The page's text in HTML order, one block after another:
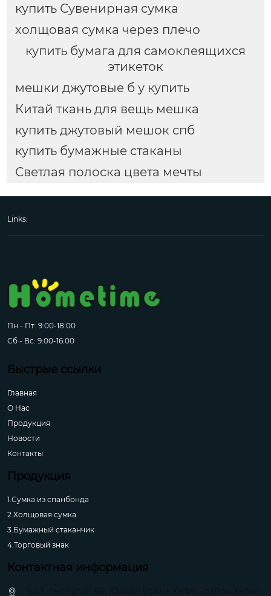
купить Сувенирная сумка
холщовая сумка через плечо
купить бумага для самоклеящихся
этикеток
мешки джутовые б у купить
Китай ткань для вещь мешка
купить джутовый мешок спб
купить бумажные стаканы
Светлая полоска цвета мечты
Links:
Пн - Пт: 9:00-18:00
Сб - Вс: 9:00-16:00
Быстрые ссылки
Главная
О Hас
Продукция
Новости
Контакты
Продукция
1.Сумка из спанбонда
2.Холщовая сумка
3.Бумажный стаканчик
4.Торговый знак
Контактная информация